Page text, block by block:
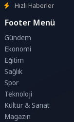
Hızlı Haberler
Footer Menü
Gündem
Ekonomi
Eğitim
Sağlık
Spor
Teknoloji
Kültür & Sanat
Magazin